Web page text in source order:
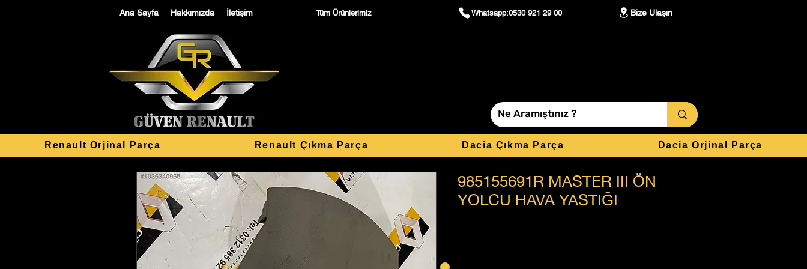
Ana Sayfa Hakkımızda İletişim Tüm Ürünlerimiz Whatsapp:0530 921 29 00 Bize Ulaşın
Renault Orjinal Parça Renault Çıkma Parça Dacia Çıkma Parça Dacia Orjinal Parça
985155691R MASTER III ÖN
YOLCU HAVA YASTIĞI